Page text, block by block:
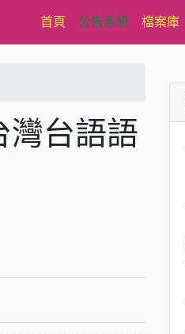
首頁(current)
公告系統 檔案庫
灣台語語